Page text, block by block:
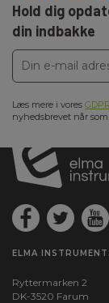
Hold dig
din indbakke
Læs mere i vores
nyhedsbrevet når
ELMA
Ryttermarken 2
DK-3520 Farum